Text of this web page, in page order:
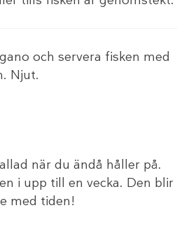
och servera fisken med
Njut.
när du ändå håller på.
i upp till en vecka. Den blir
med tiden!